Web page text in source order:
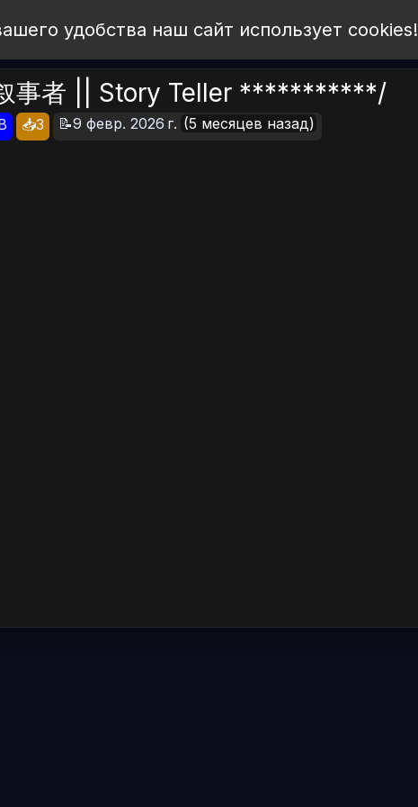
удобства наш сайт использует cookies!
者 || Story Teller ***********/
📥3 📝9 февр. 2026 г. (5 месяцев назад)